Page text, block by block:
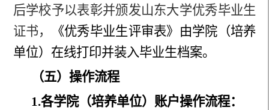
后学校予以表彰并颁发山东大学优秀毕业生
证书，
《优秀毕业生评审表》由学院（培养
单位）在线打印并装入毕业生档案。
（五）操作流程
1.各学院（培养单位） 账户操作流程：